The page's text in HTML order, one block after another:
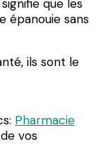
que les
épanouie sans
ils sont le
Pharmacie
vos